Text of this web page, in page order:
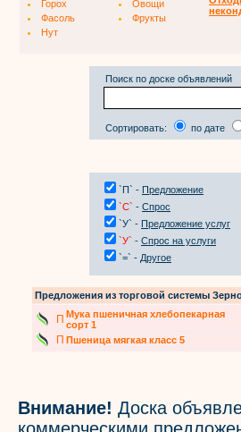
Горох
Овощи
Фасоль
Фрукты
Нут
Поиск по доске объявлений
Сортировать: по дате
`П` - Предложение
`С` - Спрос
`У` - Предложение услуг
`У` - Спрос на услуги
`=` - Другое
Предложения из торговой системы
П Мука пшеничная хлебопекарная
сорт 1
П Пшеница мягкая класс 5
Внимание! Доска